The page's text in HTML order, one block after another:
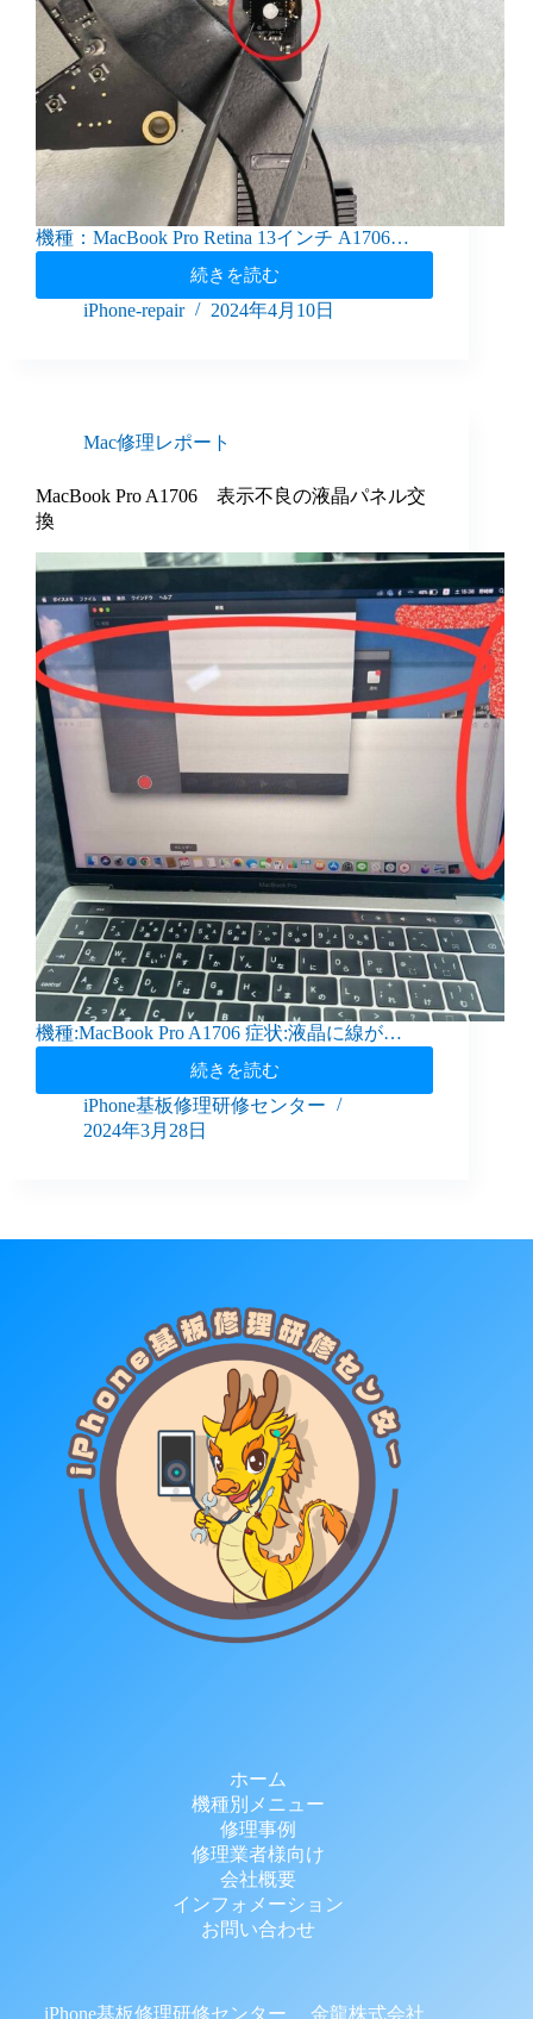
機種：MacBook Pro Retina 13インチ A1706…
続きを読む
iPhone-repair 2024年4月10日
Mac修理レポート
MacBook Pro A1706 表示不良の液晶パネル交
換
機種:MacBook Pro A1706 症状:液晶に線が…
続きを読む
iPhone基板修理研修センター
2024年3月28日
ホーム
機種別メニュー
修理事例
修理業者様向け
会社概要
インフォメーション
お問い合わせ
iPhone基板修理研修センター 金龍株式会社